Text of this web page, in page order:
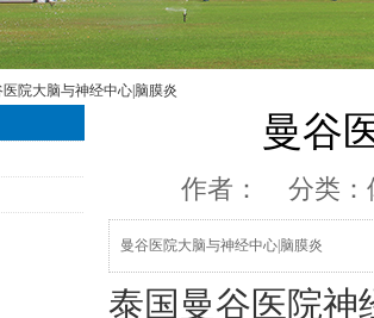
医院大脑与神经中心|脑膜炎
曼谷
作者： 分类：
曼谷医院大脑与神经中心|脑膜炎
泰国曼谷医院神